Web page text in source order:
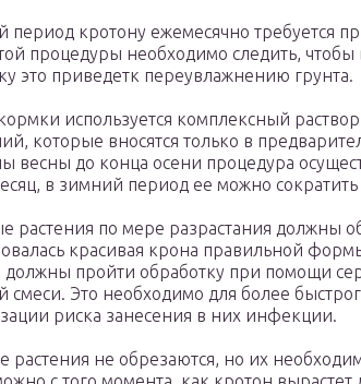
период кротону ежемесячно требуется
процедуры необходимо следить, чтобы
это приведетк переувлажнению грунта.
используется комплексный
которые вносятся только в
весны до конца осени процедура
в зимний период ее можно
растения по мере разрастания должны
красивая крона правильной
должны пройти обработку при помощи
смеси. Это необходимо для более
риска занесения в них инфекции.
растения не обрезаются, но их